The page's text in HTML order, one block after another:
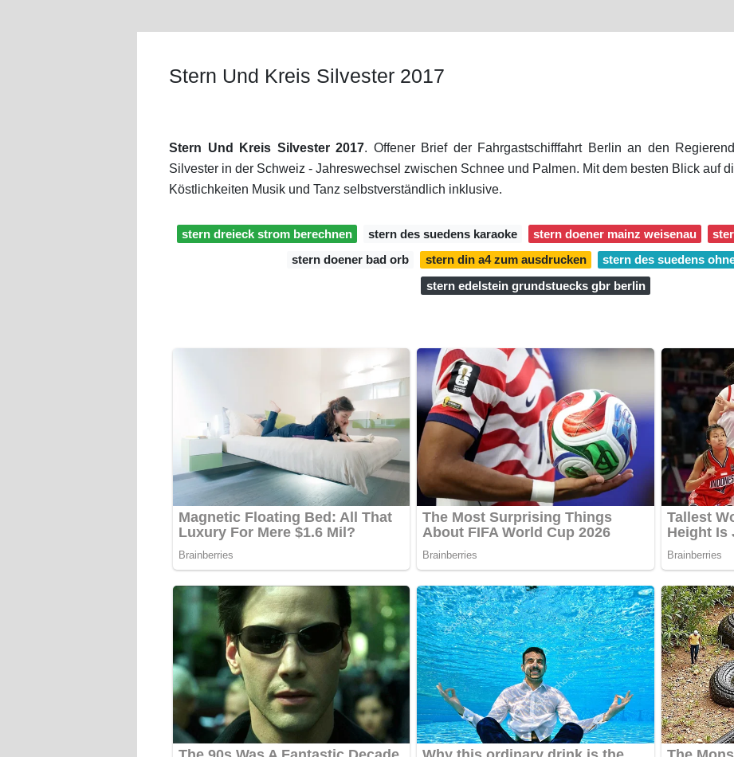
Stern Und Kreis Silvester 2017
Stern Und Kreis Silvester 2017. Offener Brief der Fahrgastschifffahrt Berlin an den
Silvester in der Schweiz - Jahreswechsel zwischen Schnee und Palmen. Mit dem besten Blick auf
Köstlichkeiten Musik und Tanz selbstverständlich inklusive.
stern dreieck strom berechnen stern des suedens karaoke stern doener mainz weisenau
stern doener bad orb
stern din a4 zum ausdrucken
stern des suedens
stern edelstein grundstuecks gbr berlin